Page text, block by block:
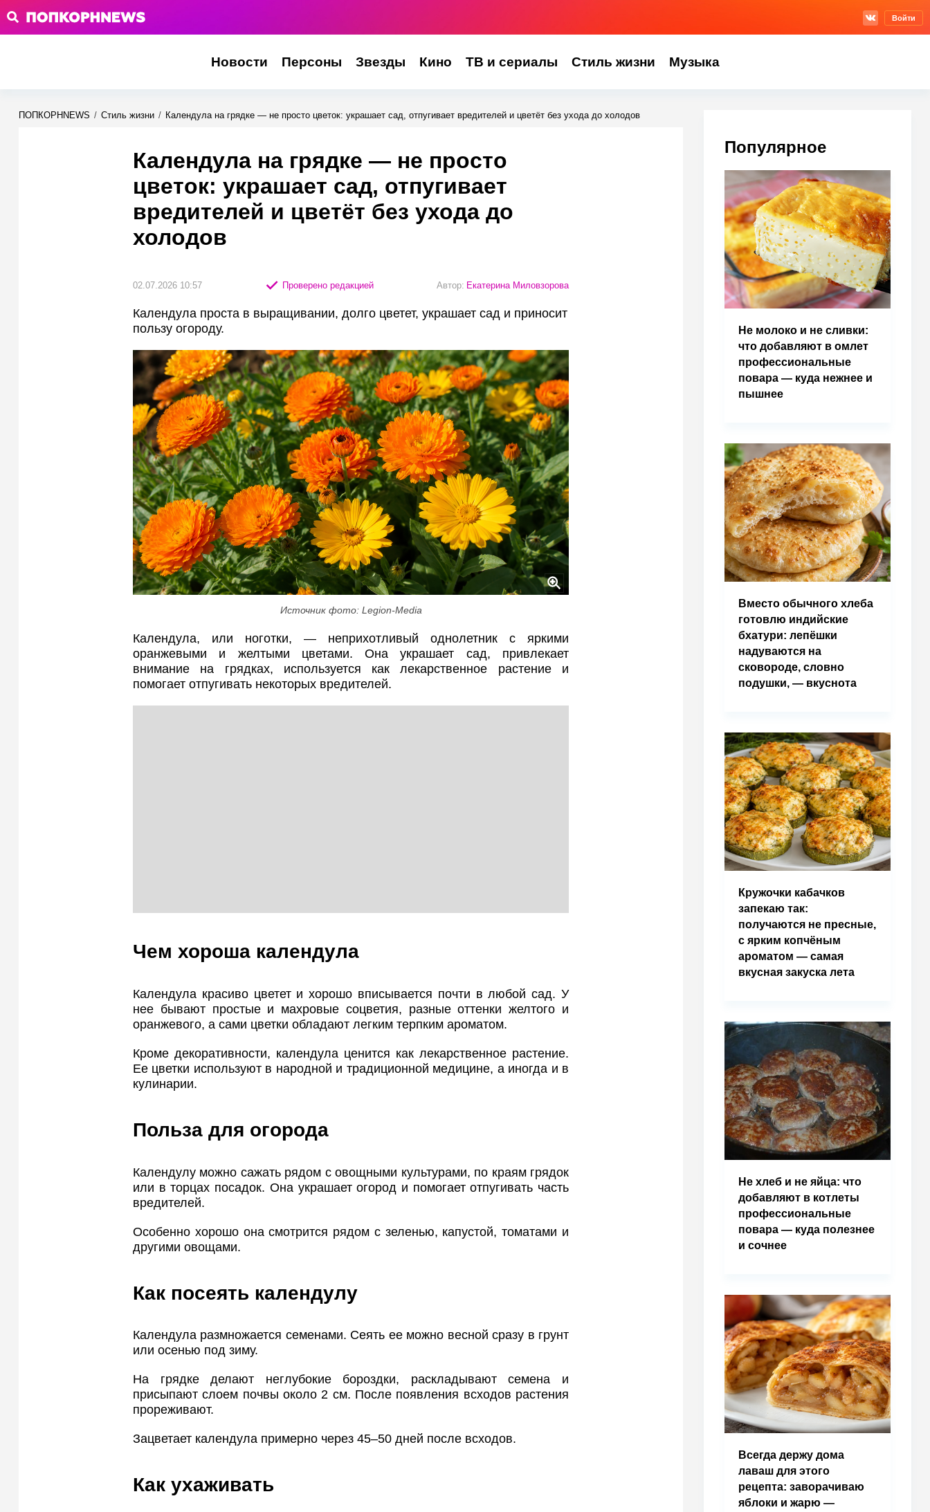
Войти
Новости Персоны Звезды Кино ТВ и сериалы Стиль жизни Музыка
ПОПКОРНNEWS / Стиль жизни / Календула на грядке — не просто цветок: украшает сад, отпугивает вредителей и цветёт без ухода до холодов
Календула на грядке — не просто
цветок: украшает сад, отпугивает
вредителей и цветёт без ухода до
холодов
02.07.2026 10:57 Проверено редакцией Автор: Екатерина Миловзорова
Календула проста в выращивании, долго цветет, украшает сад и приносит
пользу огороду.
Источник фото: Legion-Media
Календула, или ноготки, — неприхотливый однолетник с яркими
оранжевыми и желтыми цветами. Она украшает сад, привлекает
внимание на грядках, используется как лекарственное растение и
помогает отпугивать некоторых вредителей.
Чем хороша календула
Календула красиво цветет и хорошо вписывается почти в любой сад. У
нее бывают простые и махровые соцветия, разные оттенки желтого и
оранжевого, а сами цветки обладают легким терпким ароматом.
Кроме декоративности, календула ценится как лекарственное растение.
Ее цветки используют в народной и традиционной медицине, а иногда и в
кулинарии.
Польза для огорода
Календулу можно сажать рядом с овощными культурами, по краям грядок
или в торцах посадок. Она украшает огород и помогает отпугивать часть
вредителей.
Особенно хорошо она смотрится рядом с зеленью, капустой, томатами и
другими овощами.
Как посеять календулу
Календула размножается семенами. Сеять ее можно весной сразу в грунт
или осенью под зиму.
На грядке делают неглубокие бороздки, раскладывают семена и
присыпают слоем почвы около 2 см. После появления всходов растения
прореживают.
Зацветает календула примерно через 45–50 дней после всходов.
Как ухаживать
Популярное
Не молоко и не сливки:
что добавляют в омлет
профессиональные
повара — куда нежнее и
пышнее
Вместо обычного хлеба
готовлю индийские
бхатури: лепёшки
надуваются на
сковороде, словно
подушки, — вкуснота
Кружочки кабачков
запекаю так:
получаются не пресные,
с ярким копчёным
ароматом — самая
вкусная закуска лета
Не хлеб и не яйца: что
добавляют в котлеты
профессиональные
повара — куда полезнее
и сочнее
Всегда держу дома
лаваш для этого
рецепта: заворачиваю
яблоки и жарю —